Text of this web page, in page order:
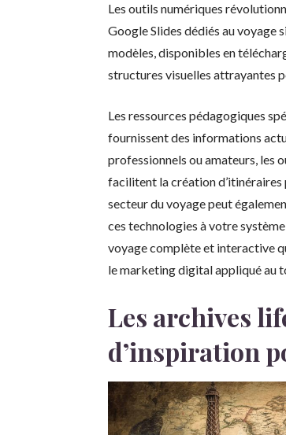
Les outils numériques
Google Slides dédiés au voyage
modèles, disponibles en
structures visuelles attrayantes
Les ressources pédagogiques
fournissent des informations
professionnels ou amateurs, les
facilitent la création d’itinéraires
secteur du voyage peut
ces technologies à votre
voyage complète et interactive
le marketing digital appliqué au
Les archives
d’inspiration